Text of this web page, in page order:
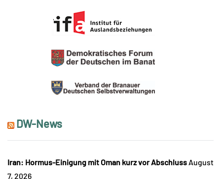
DW-News
Iran: Hormus-Einigung mit Oman kurz vor Abschluss August
7, 2026